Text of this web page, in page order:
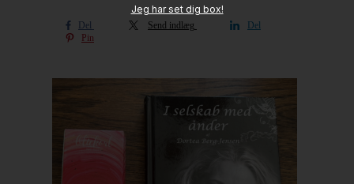
Del Send indlæg
Del
Pin
Jeg har set dig box!